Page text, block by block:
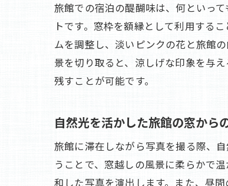
旅館での宿泊の醍醐味は、何といっ
トです。窓枠を額縁として利用する
ムを調整し、淡いピンクの花と旅館
景を切り取ると、涼しげな印象を与
残すことが可能です。
自然光を活かした旅館の窓から
旅館に滞在しながら写真を撮る際、
うことで、窓越しの風景に柔らかで
和した写真を演出します。また、昼